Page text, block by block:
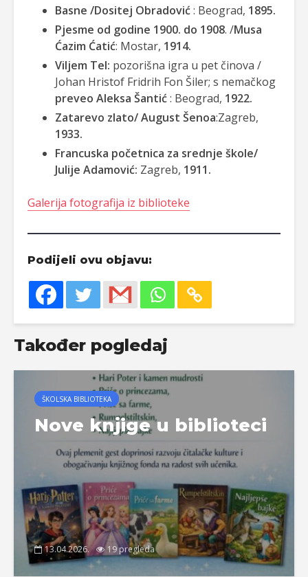
Basne /Dositej Obradović: Beograd, 1895.
Pjesme od godine 1900. do 1908. /Musa
Ćazim Ćatić: Mostar, 1914.
Viljem Tel: pozorišna igra u pet činova /
Johan Hristof Fridrih Fon Šiler; s nemačkog
preveo Aleksa Šantić: Beograd, 1922.
Zatarevo zlato/ August Šenoa:Zagreb,
1933.
Francuska početnica za srednje škole/
Julije Adamović: Zagreb, 1911.
Galerija fotografija iz biblioteke
Podijeli ovu objavu:
Također pogledaj
ŠKOLSKA BIBLIOTEKA
Nove knjige u biblioteci
13.04.2026. 19 pregleda